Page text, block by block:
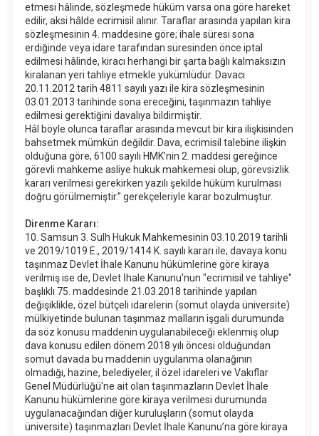
etmesi hâlinde, sözleşmede hüküm varsa ona göre hareket
edilir, aksi hâlde ecrimisil alınır. Taraflar arasında yapılan kira
sözleşmesinin 4. maddesine göre; ihale süresi sona
erdiğinde veya idare tarafından süresinden önce iptal
edilmesi hâlinde, kiracı herhangi bir şarta bağlı kalmaksızın
kiralanan yeri tahliye etmekle yükümlüdür. Davacı
20.11.2012 tarih 4811 sayılı yazı ile kira sözleşmesinin
03.01.2013 tarihinde sona ereceğini, taşınmazın tahliye
edilmesi gerektiğini davalıya bildirmiştir.
Hâl böyle olunca taraflar arasında mevcut bir kira ilişkisinden
bahsetmek mümkün değildir. Dava, ecrimisil talebine ilişkin
olduğuna göre, 6100 sayılı HMK’nin 2. maddesi gereğince
görevli mahkeme asliye hukuk mahkemesi olup, görevsizlik
kararı verilmesi gerekirken yazılı şekilde hüküm kurulması
doğru görülmemiştir.” gerekçeleriyle karar bozulmuştur.
Direnme Kararı:
10. Samsun 3. Sulh Hukuk Mahkemesinin 03.10.2019 tarihli
ve 2019/1019 E., 2019/1414 K. sayılı kararı ile; davaya konu
taşınmaz Devlet İhale Kanunu hükümlerine göre kiraya
verilmiş ise de, Devlet İhale Kanunu'nun "ecrimisil ve tahliye"
başlıklı 75. maddesinde 21.03.2018 tarihinde yapılan
değişiklikle, özel bütçeli idarelerin (somut olayda üniversite)
mülkiyetinde bulunan taşınmaz malların işgali durumunda
da söz konusu maddenin uygulanabileceği eklenmiş olup
dava konusu edilen dönem 2018 yılı öncesi olduğundan
somut davada bu maddenin uygulanma olanağının
olmadığı, hazine, belediyeler, il özel idareleri ve Vakıflar
Genel Müdürlüğü'ne ait olan taşınmazların Devlet İhale
Kanunu hükümlerine göre kiraya verilmesi durumunda
uygulanacağından diğer kuruluşların (somut olayda
üniversite) taşınmazları Devlet İhale Kanunu’na göre kiraya